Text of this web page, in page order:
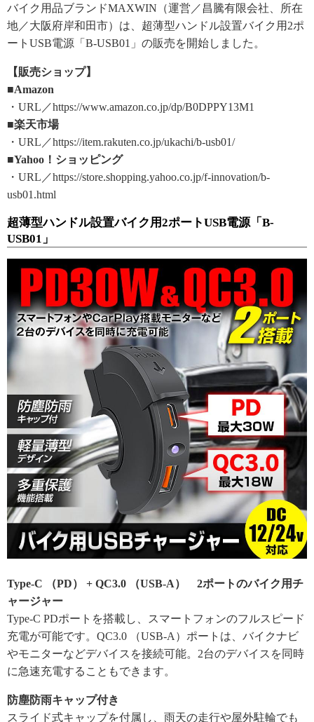
バイク用品ブランドMAXWIN（運営／昌騰有限会社、所在
地／大阪府岸和田市）は、超薄型ハンドル設置バイク用2ポ
ートUSB電源「B-USB01」の販売を開始しました。
【販売ショップ】
■Amazon
・URL／https://www.amazon.co.jp/dp/B0DPPY13M1
■楽天市場
・URL／https://item.rakuten.co.jp/ukachi/b-usb01/
■Yahoo！ショッピング
・URL／https://store.shopping.yahoo.co.jp/f-innovation/b-
usb01.html
超薄型ハンドル設置バイク用2ポートUSB電源「B-
USB01」
Type-C （PD） + QC3.0 （USB-A） 2ポートのバイク用チ
ャージャー
Type-C PDポートを搭載し、スマートフォンのフルスピード
充電が可能です。QC3.0 （USB-A）ポートは、バイクナビ
やモニターなどデバイスを接続可能。2台のデバイスを同時
に急速充電することもできます。
防塵防雨キャップ付き
スライド式キャップを付属し、雨天の走行や屋外駐輪でも